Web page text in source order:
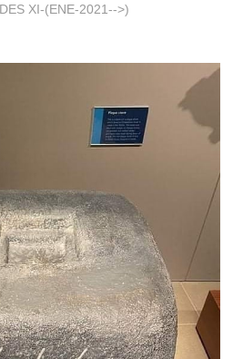
XI-(ENE-2021-->)